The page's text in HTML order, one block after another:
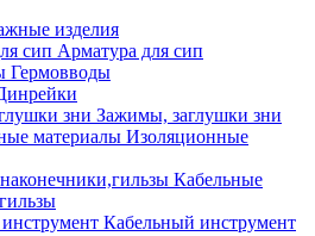
изделия
Арматура для сип
Гермовводы
Зажимы, заглушки зни
Изоляционные
Кабельные
Кабельный инструмент